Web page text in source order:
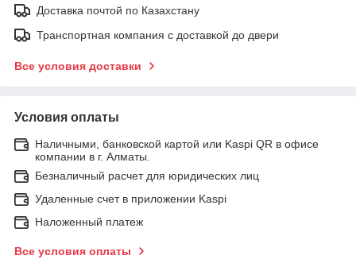
Доставка почтой по Казахстану
Транспортная компания с доставкой до двери
Все условия доставки
Условия оплаты
Наличными, банковской картой или Kaspi QR в офисе
компании в г. Алматы.
Безналичный расчет для юридических лиц
Удаленные счет в приложении Kaspi
Наложенный платеж
Все условия оплаты